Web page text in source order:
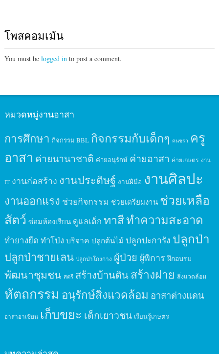
โพสคอมเม้น
You must be logged into post a comment.
หมวดหมู่งานอาสา
การศึกษา กิจกรรม BBL กิจกรรมกับเด็กๆ คนชรา ครู
อาสา ค่ายนานาชาติ ค่ายอนุรักษ์ ค่ายอาสา ค่ายเกษตร งาน
IT งานก่อสร้าง งานประดิษฐ์ งานฝีมือ งานศิลปะ
งานออกแรง ช่วยกิจกรรม ช่วยเตรียมงาน ช่วยเหลือ
สัตว์ ซ่อมห้องเรียน ดูแลเด็ก ทาสีทำความสะอาด
ทำยางยืด ทำโป่ง บริจาค ปลูกต้นไม้ ปลูกปะการัง ปลูกป่า
ปลูกป่าชายเลน ปลูกป่าโกงกาง ผู้ป่วย ผู้พิการ ฝึกอบรม
พัฒนาชุมชน สตรี สร้างบ้านดินสร้างฝาย สิ่งแวดล้อม
หัตถกรรม อนุรักษ์สิ่งแวดล้อม อาสาต่างแดน
อาสาอาเซียน เก็บขยะ เด็กเยาวชน เรียนรู้เกษตร